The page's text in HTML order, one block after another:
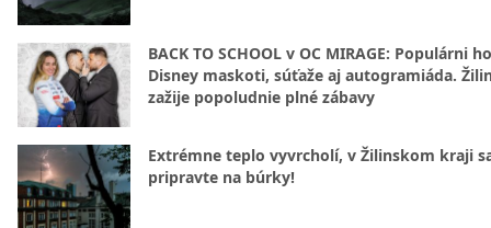
BACK TO SCHOOL v OC MIRAGE: Populárni
Disney maskoti, súťaže aj autogramiáda.
zažije popoludnie plné zábavy
Extrémne teplo vyvrcholí, v Žilinskom kraji
pripravte na búrky!